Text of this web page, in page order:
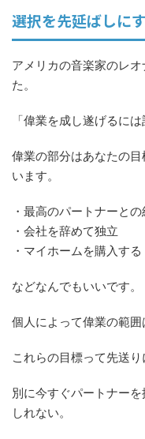
選択を先延ばしに
アメリカの音楽家のレ
た。
「偉業を成し遂げるに
偉業の部分はあなたの
います。
・最高のパートナーと
・会社を辞めて独立
・マイホームを購入する
などなんでもいいです。
個人によって偉業の範囲
これらの目標って先送り
別に今すぐパートナー
しれない。